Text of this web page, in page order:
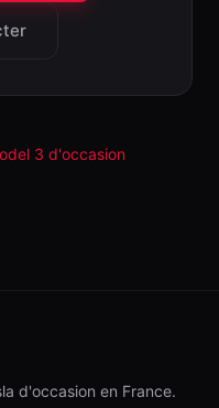
3 d'occasion
d'occasion en France.